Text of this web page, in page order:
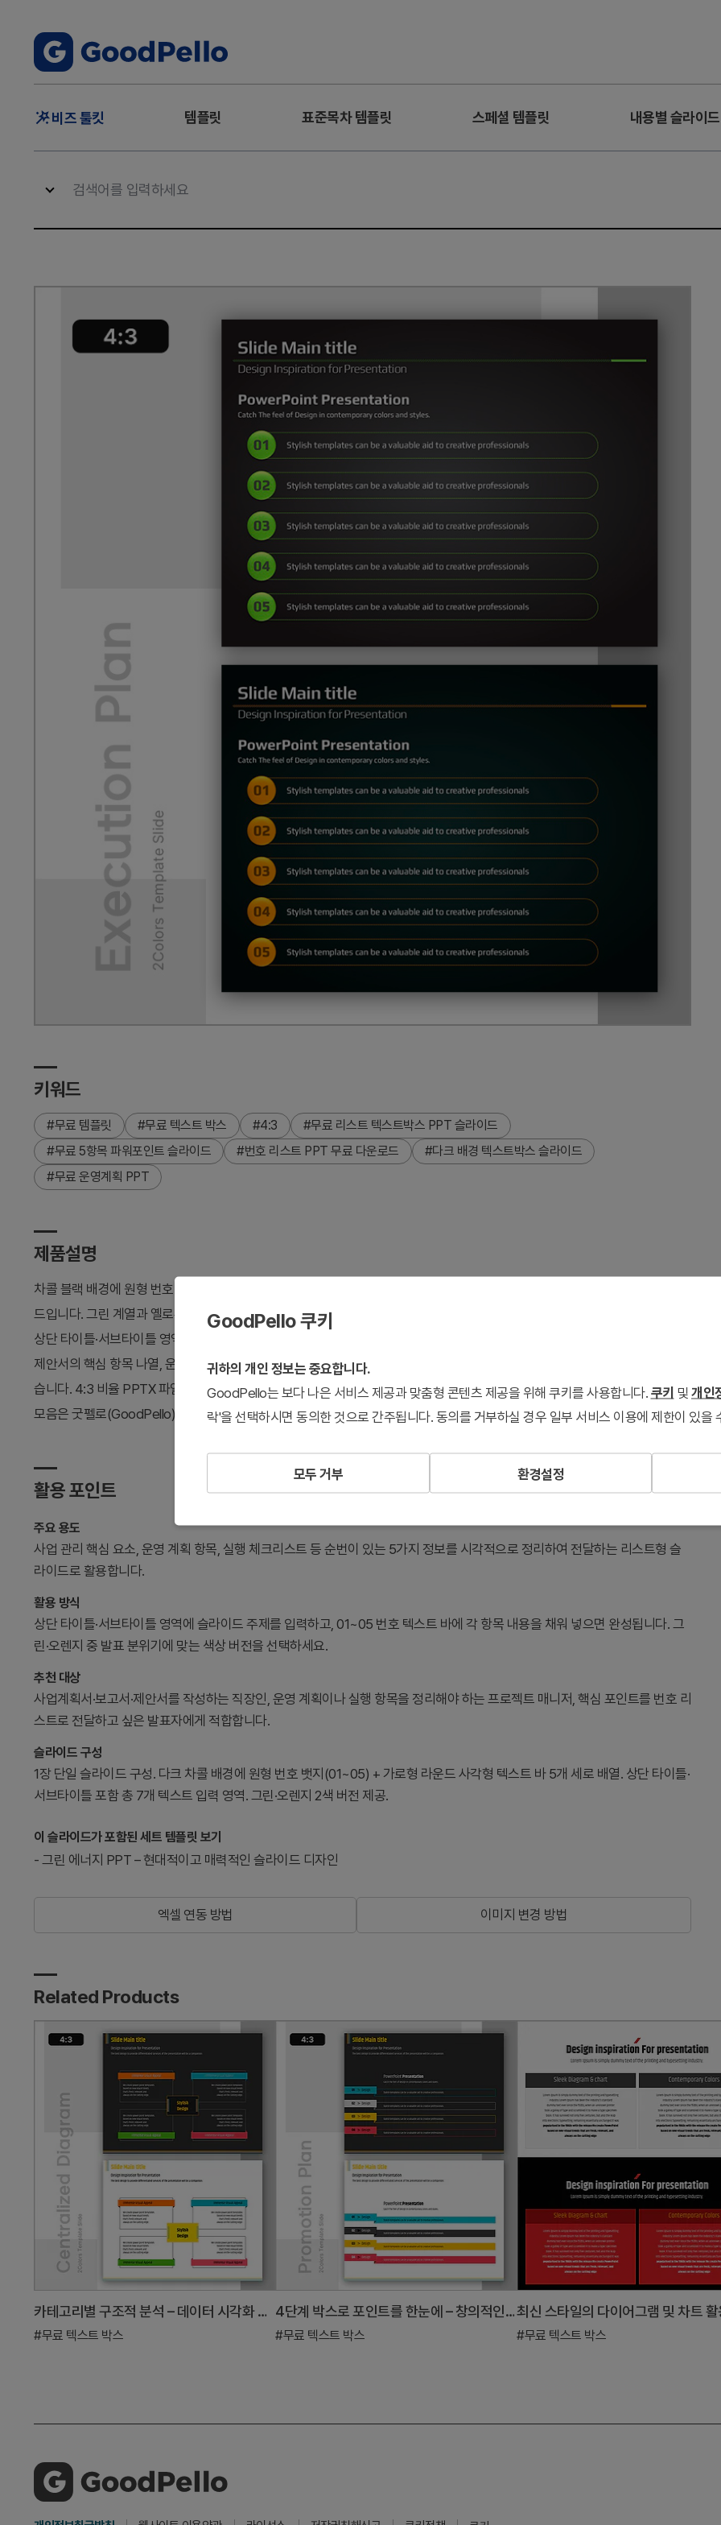
주
뉴
비즈 툴킷 템플릿 표준목차 템플릿 스페셜 템플릿 내용별 슬라이드
키워드
#무료 템플릿 #무료 텍스트 박스 #4:3
#무료 리스트 텍스트박스 PPT 슬라이드
#무료 5항목 파워포인트 슬라이드
#번호 리스트 PPT 무료 다운로드
#다크 배경 텍스트박스 슬라이드
#무료 운영계획 PPT
제품설명
차콜 블랙 배경에 원형 번호 뱃지(01~05)와 가로형 라운드 사각형 텍스트 바 5개가 세로로 배열된 리스트형 파워포인트 슬라이
드입니다. 그린 계열과 옐로우-오렌지 계열 2가지 컬러 버전이 한 파일에 포함되어 있어 발표 분위기에 맞게 선택할 수 있습니다.
상단 타이틀·서브타이틀 영역과 5개 항목 텍스트 바로 구성된 총 7개 입력 영역에 내용을 채우면 완성됩니다. 사업계획서·보고서·
제안서의 핵심 항목 나열, 운영계획 체크리스트, 실행 계획 목록 등 순번이 있는 정보를 전달하는 발표자료에 폭넓게 활용할 수 있
습니다. 4:3 비율 PPTX 파일로 제공되며 파워포인트에서 자유롭게 편집 가능합니다. 비슷한 유형의 다양한 텍스트박스 슬라이드
모음은 굿펠로(GoodPello)에서 확인하세요.
활용 포인트
주요 용도
사업 관리 핵심 요소, 운영 계획 항목, 실행 체크리스트 등 순번이 있는 5가지 정보를 시각적으로 정리하여 전달하는 리스트형 슬
라이드로 활용합니다.
활용 방식
상단 타이틀·서브타이틀 영역에 슬라이드 주제를 입력하고, 01~05 번호 텍스트 바에 각 항목 내용을 채워 넣으면 완성됩니다. 그
린·오렌지 중 발표 분위기에 맞는 색상 버전을 선택하세요.
추천 대상
사업계획서·보고서·제안서를 작성하는 직장인, 운영 계획이나 실행 항목을 정리해야 하는 프로젝트 매니저, 핵심 포인트를 번호 리
스트로 전달하고 싶은 발표자에게 적합합니다.
슬라이드 구성
1장 단일 슬라이드 구성. 다크 차콜 배경에 원형 번호 뱃지(01~05) + 가로형 라운드 사각형 텍스트 바 5개 세로 배열. 상단 타이틀·
서브타이틀 포함 총 7개 텍스트 입력 영역. 그린·오렌지 2색 버전 제공.
이 슬라이드가 포함된 세트 템플릿 보기
- 그린 에너지 PPT – 현대적이고 매력적인 슬라이드 디자인
엑셀 연동 방법 이미지 변경 방법
Related Products
카테고리별 구조적 분석 – 데이터 시각화 다이어그램
#무료 텍스트 박스
4단계 박스로 포인트를 한눈에 – 창의적인 프레젠테이션
#무료 텍스트 박스 #무료 텍스트 박스
GoodPello 쿠키
귀하의 개인 정보는 중요합니다.
GoodPello는 보다 나은 서비스 제공과 맞춤형 콘텐츠 제공을 위해 쿠키를 사용합니다. 쿠키 및 개인
락'을 선택하시면 동의한 것으로 간주됩니다. 동의를 거부하실 경우 일부 서비스 이용에 제한이 있을
모두 거부 환경설정